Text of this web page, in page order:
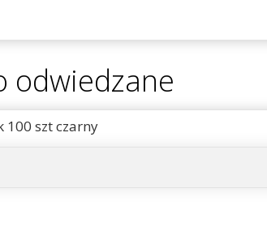
odwiedzane
100 szt czarny